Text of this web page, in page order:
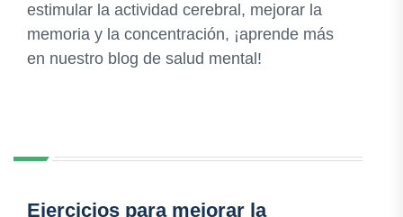
estimular la actividad cerebral, mejorar la
memoria y la concentración, ¡aprende más
en nuestro blog de salud mental!
Ejercicios para mejorar la